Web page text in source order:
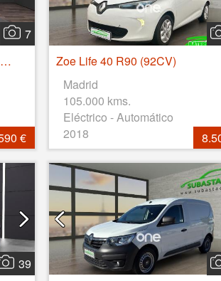
7
Transporter Furgón Corto TN 2.0 TDI 110kW 4MO
€
Zoe Life 40 R90 (92CV)
Madrid
105.000 kms.
Eléctrico - Automático
2018
39